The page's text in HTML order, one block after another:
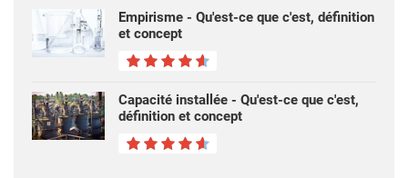
Empirisme - Qu'est-ce que c'est, définition
et concept
Capacité installée - Qu'est-ce que c'est,
définition et concept